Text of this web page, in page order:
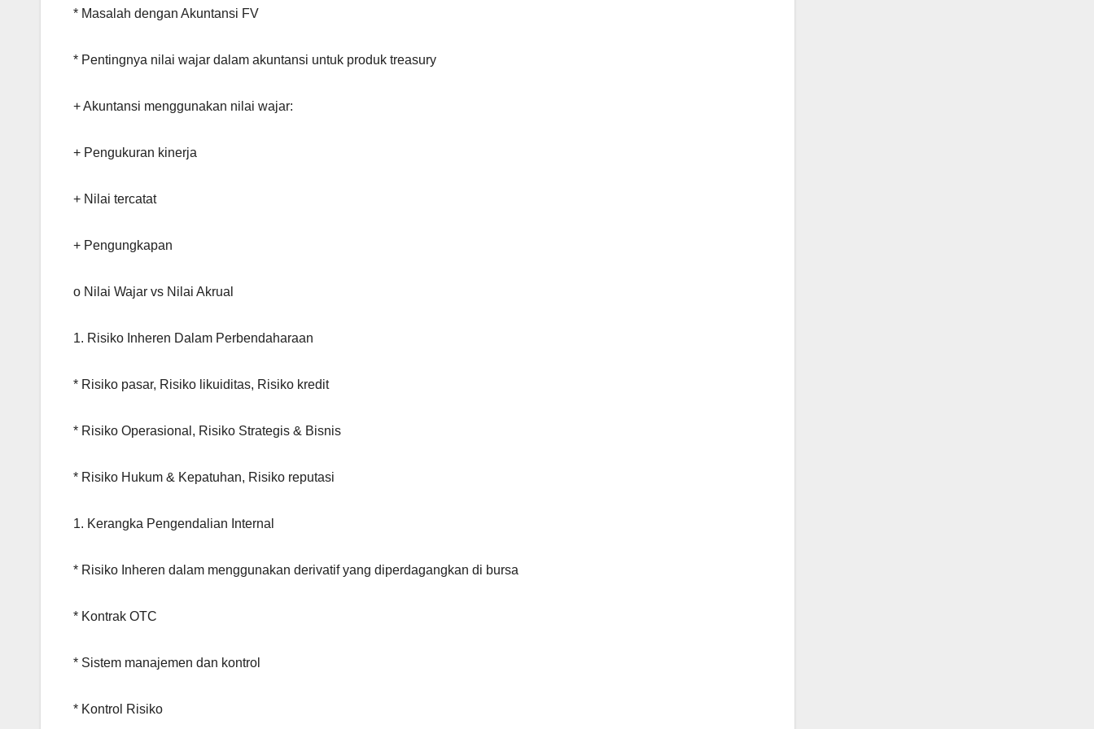
* Masalah dengan Akuntansi FV
* Pentingnya nilai wajar dalam akuntansi untuk produk treasury
+ Akuntansi menggunakan nilai wajar:
+ Pengukuran kinerja
+ Nilai tercatat
+ Pengungkapan
o Nilai Wajar vs Nilai Akrual
1. Risiko Inheren Dalam Perbendaharaan
* Risiko pasar, Risiko likuiditas, Risiko kredit
* Risiko Operasional, Risiko Strategis & Bisnis
* Risiko Hukum & Kepatuhan, Risiko reputasi
1. Kerangka Pengendalian Internal
* Risiko Inheren dalam menggunakan derivatif yang diperdagangkan di bursa
* Kontrak OTC
* Sistem manajemen dan kontrol
* Kontrol Risiko